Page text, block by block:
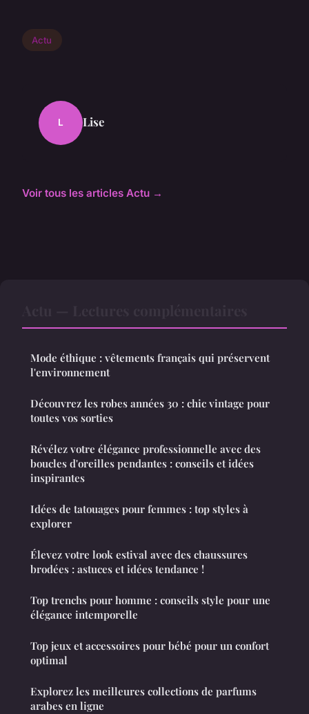
Actu
L Lise
Voir tous les articles Actu →
Mode éthique : vêtements français qui préservent
l'environnement
Découvrez les robes années 30 : chic vintage pour
toutes vos sorties
Révélez votre élégance professionnelle avec des
boucles d'oreilles pendantes : conseils et idées
inspirantes
Idées de tatouages pour femmes : top styles à
explorer
Élevez votre look estival avec des chaussures
brodées : astuces et idées tendance !
Top trenchs pour homme : conseils style pour une
élégance intemporelle
Top jeux et accessoires pour bébé pour un confort
optimal
Explorez les meilleures collections de parfums
arabes en ligne